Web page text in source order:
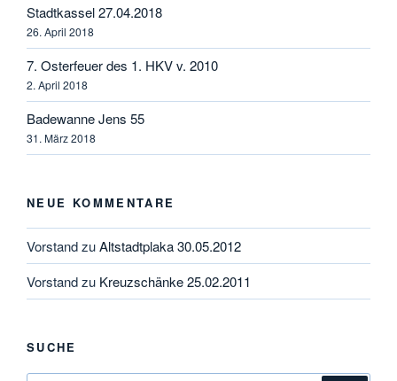
Stadtkassel 27.04.2018
26. April 2018
7. Osterfeuer des 1. HKV v. 2010
2. April 2018
Badewanne Jens 55
31. März 2018
NEUE KOMMENTARE
VorstandzuAltstadtplaka 30.05.2012
Vorstandzu Kreuzschänke 25.02.2011
SUCHE